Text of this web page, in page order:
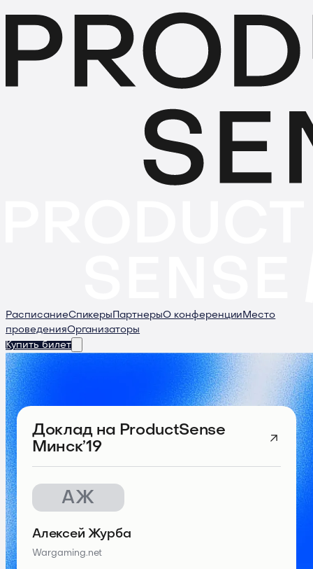
РасписаниеСпикеры ПартнерыО конференции Место
проведенияОрганизаторы
Купить билет
Доклад на ProductSense
Минск’19
АЖ
Алексей Журба
Wargaming.net